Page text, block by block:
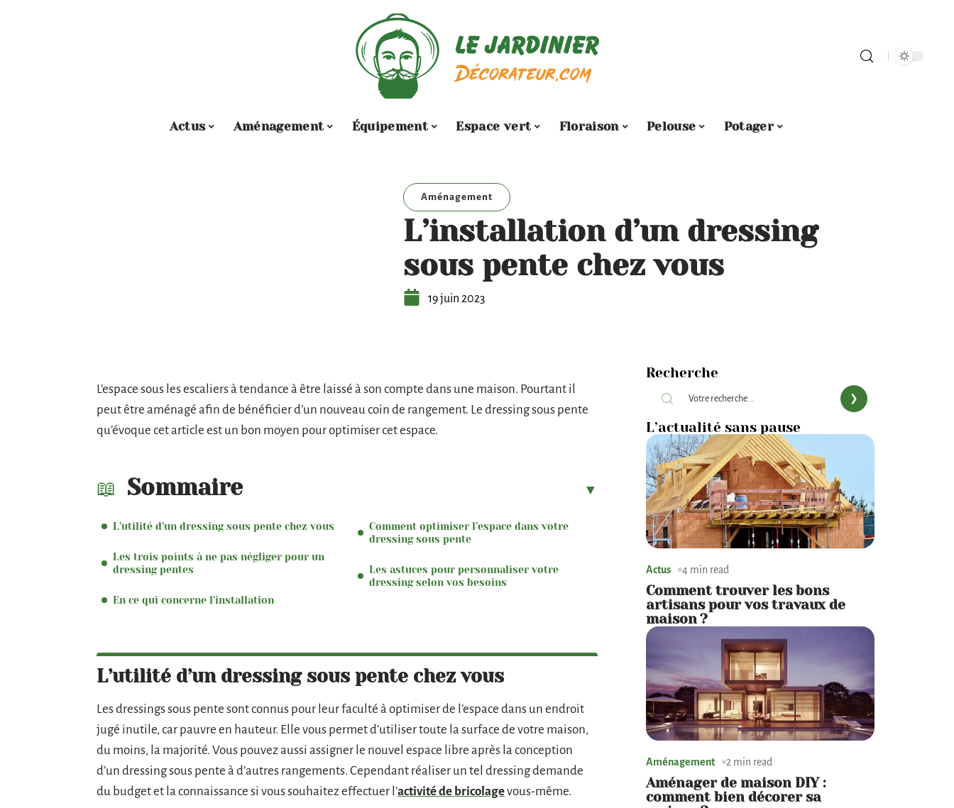
Actus Aménagement Équipement Espace vert Floraison Pelouse Potager
Aménagement
L’installation d’un dressing
sous pente chez vous
19 juin 2023
L’espace sous les escaliers à tendance à être laissé à son compte dans une maison. Pourtant il
peut être aménagé afin de bénéficier d’un nouveau coin de rangement. Le dressing sous pente
qu’évoque cet article est un bon moyen pour optimiser cet espace.
Sommaire
L’utilité d’un dressing sous pente chez vous
Les trois points à ne pas négliger pour un
dressing pentes
En ce qui concerne l’installation
Comment optimiser l’espace dans votre
dressing sous pente
Les astuces pour personnaliser votre
dressing selon vos besoins
L’utilité d’un dressing sous pente chez vous
Les dressings sous pente sont connus pour leur faculté à optimiser de l’espace dans un endroit
jugé inutile, car pauvre en hauteur. Elle vous permet d’utiliser toute la surface de votre maison,
du moins, la majorité. Vous pouvez aussi assigner le nouvel espace libre après la conception
d’un dressing sous pente à d’autres rangements. Cependant réaliser un tel dressing demande
du budget et la connaissance si vous souhaitez effectuer l’activité de bricolagevous-même.
Recherche
L’actualité sans pause
Actus 4 min read
Comment trouver les bons
artisans pour vos travaux de
maison ?
Aménagement 2 min read
Aménager de maison DIY :
comment bien décorer sa